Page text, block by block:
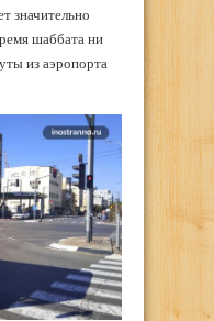
значительно
шаббата ни
из аэропорта